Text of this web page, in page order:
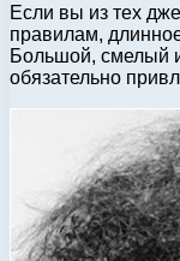
Если вы из тех
правилам,
Большой, смелый
обязательно